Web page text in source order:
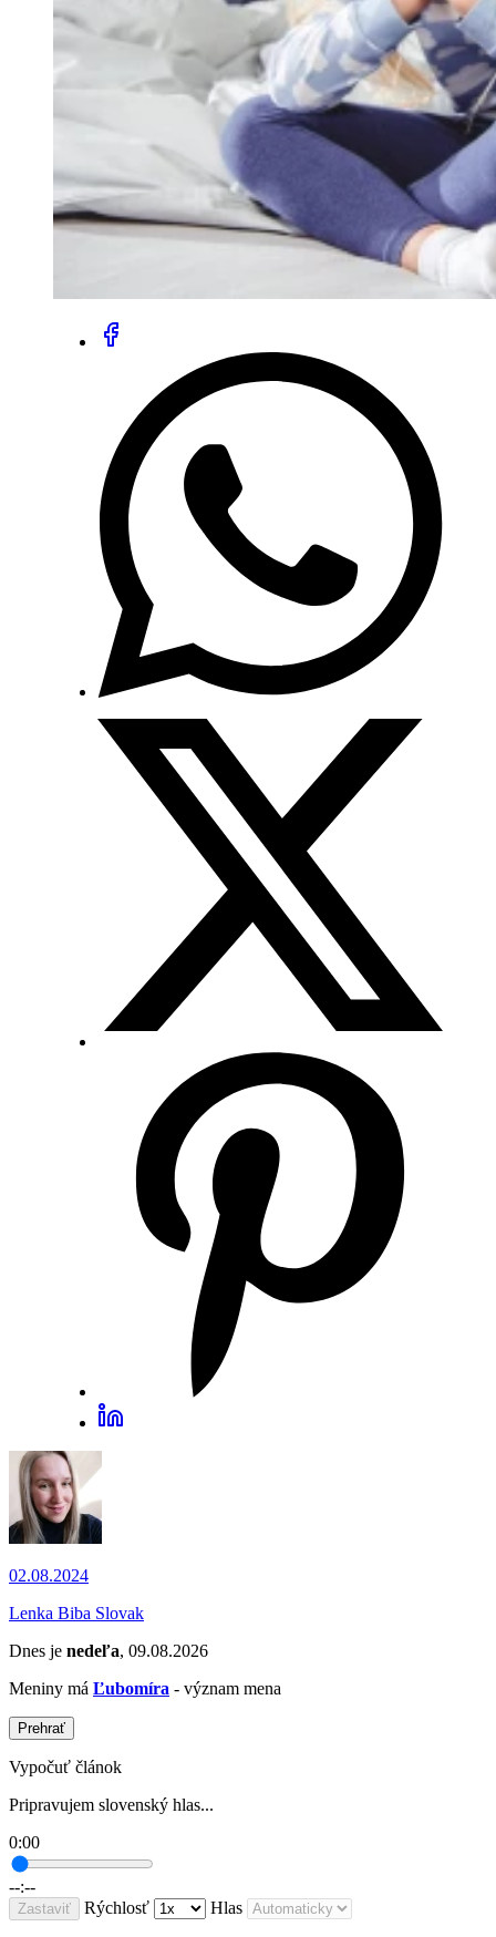
02.08.2024
Lenka Biba Slovak
Dnes je nedeľa, 09.08.2026
Meniny má Ľubomíra - význam mena
Prehrať
Vypočuť článok
Pripravujem slovenský hlas...
0:00
--:--
Zastaviť Rýchlosť Hlas